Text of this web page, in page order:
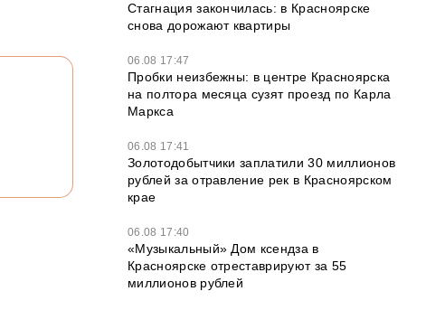
Стагнация закончилась: в Красноярске
снова дорожают квартиры
06.08 17:47
Пробки неизбежны: в центре Красноярска
на полтора месяца сузят проезд по Карла
Маркса
06.08 17:41
Золотодобытчики заплатили 30 миллионов
рублей за отравление рек в Красноярском
крае
06.08 17:40
«Музыкальный» Дом ксендза в
Красноярске отреставрируют за 55
миллионов рублей